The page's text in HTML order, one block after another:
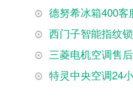
德努希冰箱400客
西门子智能指纹
三菱电机空调售
特灵中央空调24